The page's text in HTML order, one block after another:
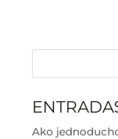
Ako